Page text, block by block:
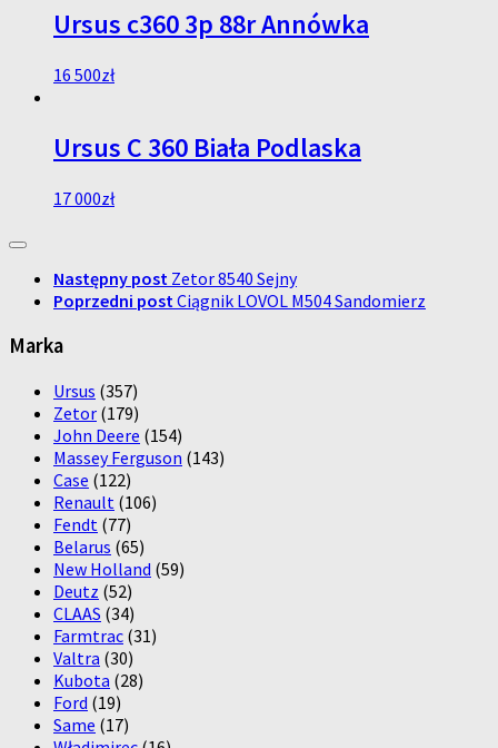
Ursus c360 3p 88r Annówka
16 500zł
Ursus C 360 Biała Podlaska
17 000zł
Następny post Zetor 8540 Sejny
Poprzedni postCiągnik LOVOL M504 Sandomierz
Marka
Ursus (357)
Zetor (179)
John Deere (154)
Massey Ferguson (143)
Case (122)
Renault (106)
Fendt (77)
Belarus (65)
New Holland (59)
Deutz (52)
CLAAS (34)
Farmtrac (31)
Valtra (30)
Kubota (28)
Ford (19)
Same (17)